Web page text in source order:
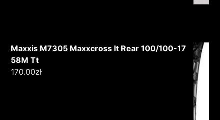
Maxxis M7305 Maxxcross It Rear 100/100-17
58M Tt
170.00zł